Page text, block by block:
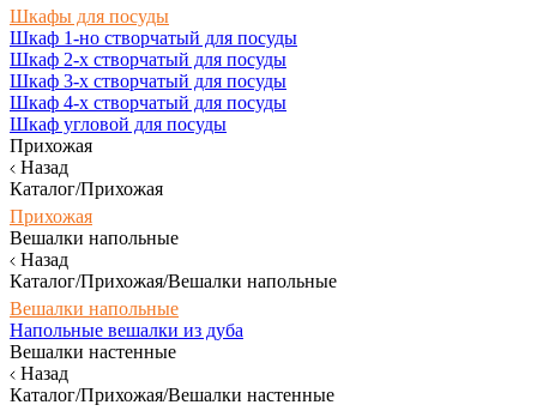
Шкафы для посуды
Шкаф 1-но створчатый для посуды
Шкаф 2-х створчатый для посуды
Шкаф 3-х створчатый для посуды
Шкаф 4-х створчатый для посуды
Шкаф угловой для посуды
Прихожая
Назад
Каталог/Прихожая
Прихожая
Вешалки напольные
Назад
Каталог/Прихожая/Вешалки напольные
Вешалки напольные
Напольные вешалки из дуба
Вешалки настенные
Назад
Каталог/Прихожая/Вешалки настенные